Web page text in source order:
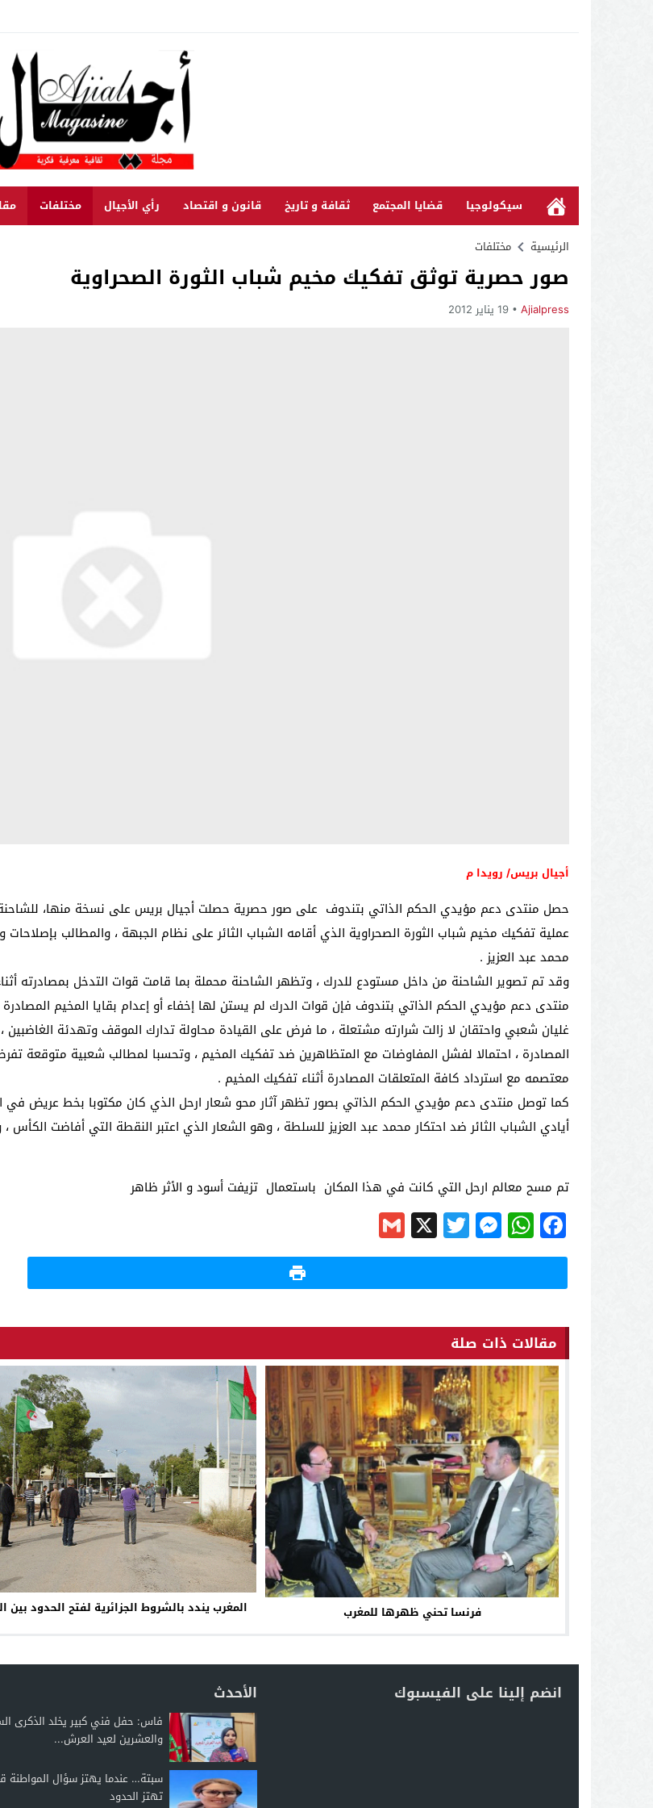
سيكولوجيا قضايا المجتمع ثقافة و تاريخ قانون و اقتصاد رأي الأجيال مختلفات
الرئيسية مختلفات
صور حصرية توثق تفكيك مخيم شباب الثورة الصحراوية
Ajialpress 19 يناير 2012
أجيال بريس/ رويدا م
حصل منتدى دعم مؤيدي الحكم الذاتي بتندوف على صور حصرية حصلت أجيال بريس على نسخة منها، للشاحنة
عملية تفكيك مخيم شباب الثورة الصحراوية الذي أقامه الشباب الثائر على نظام الجبهة ، والمطالب
محمد عبد العزيز .
وقد تم تصوير الشاحنة من داخل مستودع للدرك ، وتظهر الشاحنة محملة بما قامت قوات التدخل بمصادرته
منتدى دعم مؤيدي الحكم الذاتي بتندوف فإن قوات الدرك لم يستن لها إخفاء أو إعدام بقايا المخيم
غليان شعبي واحتقان لا زالت شرارته مشتعلة ، ما فرض على القيادة محاولة تدارك الموقف وتهدئة الغاضبين ،
المصادرة ، احتمالا لفشل المفاوضات مع المتظاهرين ضد تفكيك المخيم ، وتحسبا لمطالب شعبية متوقعة
معتصمه مع استرداد كافة المتعلقات المصادرة أثناء تفكيك المخيم .
كما توصل منتدى دعم مؤيدي الحكم الذاتي بصور تظهر آثار محو شعار ارحل الذي كان مكتوبا بخط عريض في
أيادي الشباب الثائر ضد احتكار محمد عبد العزيز للسلطة ، وهو الشعار الذي اعتبر النقطة التي أفاضت
تم مسح معالم ارحل التي كانت في هذا المكان باستعمال تزيفت أسود و الأثر ظاهر
Facebook
WhatsApp
Messenger
Twitter
X
Gmail
مقالات ذات صلة
فرنسا تحني ظهرها للمغرب المغرب يندد بالشروط الجزائرية لفتح الحدود بين
انضم إلينا على الفيسبوك الأحدث
فاس: حفل فني كبير يخلد الذكرى
والعشرين لعيد العرش...
سبتة… عندما يهتز سؤال المواطنة
تهتز الحدود